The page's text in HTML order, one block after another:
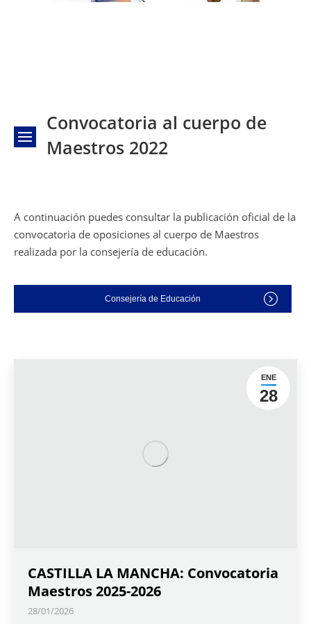
Convocatoria al cuerpo de
Maestros 2022
A continuación puedes consultar la publicación oficial de la
convocatoria de oposiciones al cuerpo de Maestros
realizada por la consejería de educación.
Consejería de Educación
ENE
28
CASTILLA LA MANCHA: Convocatoria
Maestros 2025-2026
28/01/2026